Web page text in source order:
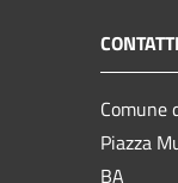
CONTATTI
Comune
Piazza
BA